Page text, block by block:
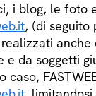
i blog, le foto
, (di seguito
anche
e da soggetti
caso,